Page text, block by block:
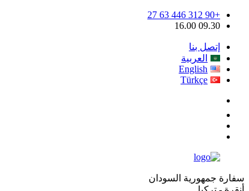
+90 312 446 63 27
09.30 16.00
إتصل بنا
العربية
English
Türkçe
سفارة جمهورية السودان